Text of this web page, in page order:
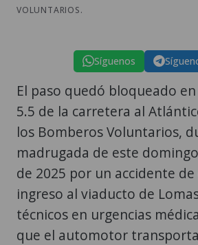
VOLUNTARIOS.
Síguenos
El paso quedó bloqueado
5.5 de la carretera al
los Bomberos Voluntarios,
madrugada de este
de 2025 por un accidente
ingreso al viaducto de
técnicos en urgencias
que el automotor